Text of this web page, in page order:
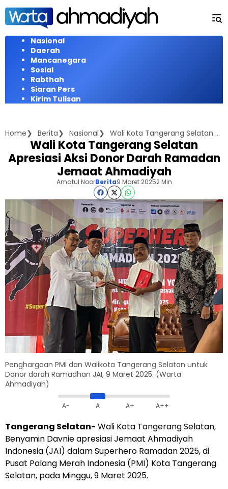
Langsung
konten
Nasional
Daerah
Mancanegara
Sosial
Rabthah
Siaran Pers
Kirim Tulisan
Home Berita Nasional Wali Kota Tangerang Selatan Apresiasi Aksi Donor Darah Ramadan Jemaat Ahmadiyah
Wali Kota Tangerang Selatan
Apresiasi Aksi Donor Darah Ramadan
Jemaat Ahmadiyah
Amatul NoorBerita9 Maret 20252 Min
Penghargaan PMI dan Walikota Tangerang Selatan untuk
Donor darah Ramadhan JAI, 9 Maret 2025. (Warta
Ahmadiyah)
A- A A+ A++
Tangerang Selatan- Wali Kota Tangerang Selatan,
Benyamin Davnie apresiasi Jemaat Ahmadiyah
Indonesia (JAI) dalam Superhero Ramadan 2025, di
Pusat Palang Merah Indonesia (PMI) Kota Tangerang
Selatan, pada Minggu, 9 Maret 2025.